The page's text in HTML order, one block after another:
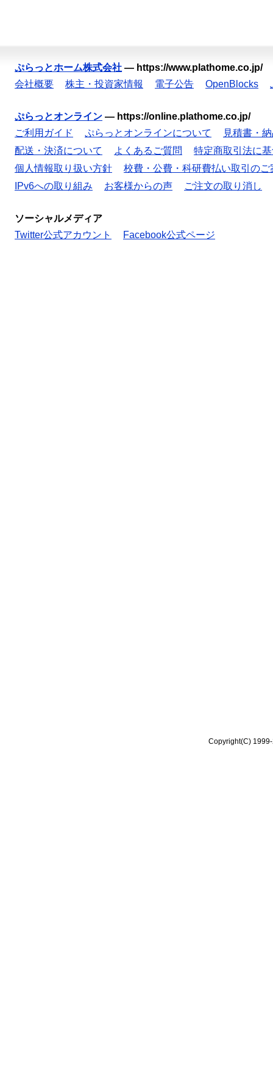
ぷらっとホーム株式会社 — https://www.plathome.co.jp/
会社概要
株主・投資家情報 電子公告 OpenBlocks
ぷらっとオンライン — https://online.plathome.co.jp/
ご利用ガイド
ぷらっとオンラインについて
見積書・
配送・決済について
よくあるご質問
特定商取引法に
個人情報取り扱い方針
校費・公費・科研費払い取引のご
IPv6への取り組み
お客様からの声 ご注文の取り消し
ソーシャルメディア
Twitter公式アカウント
Facebook公式ページ
Copyright(C)